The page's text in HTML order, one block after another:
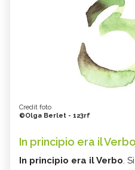
Credit foto
©Olga Berlet - 123rf
In principio era il Verbo
In principio era il Verbo.